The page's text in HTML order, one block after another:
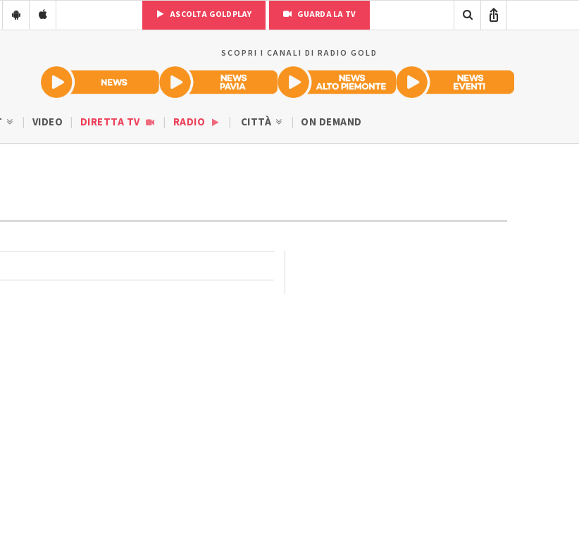
ASCOLTA GOLDPLAY GUARDA LA TV
SCOPRI I CANALI DI RADIO GOLD
VIDEO DIRETTA TV RADIO CITTÀ ON DEMAND